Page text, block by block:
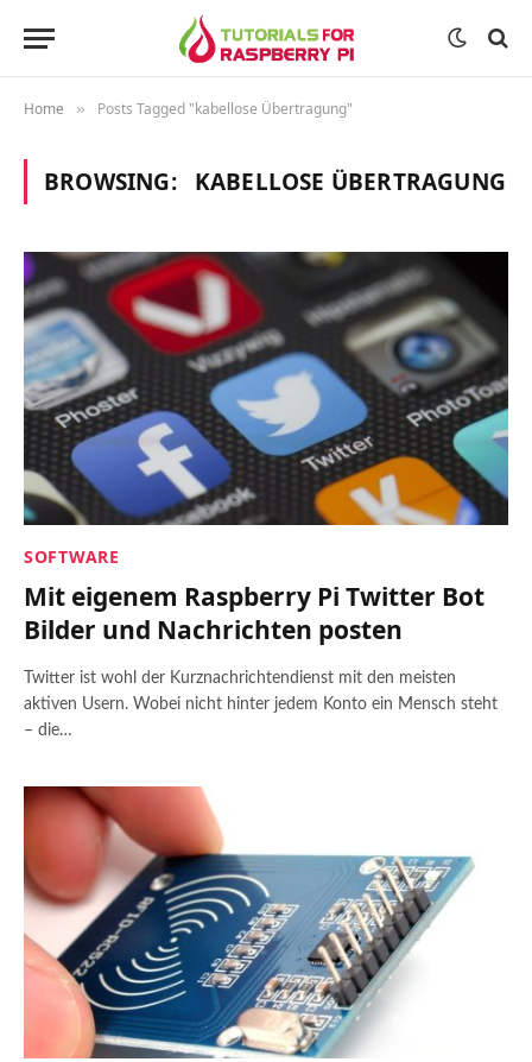
Home » Posts Tagged "kabellose Übertragung"
BROWSING: KABELLOSE ÜBERTRAGUNG
SOFTWARE
Mit eigenem Raspberry Pi Twitter Bot
Bilder und Nachrichten posten
Twitter ist wohl der Kurznachrichtendienst mit den meisten
aktiven Usern. Wobei nicht hinter jedem Konto ein Mensch steht
– die…